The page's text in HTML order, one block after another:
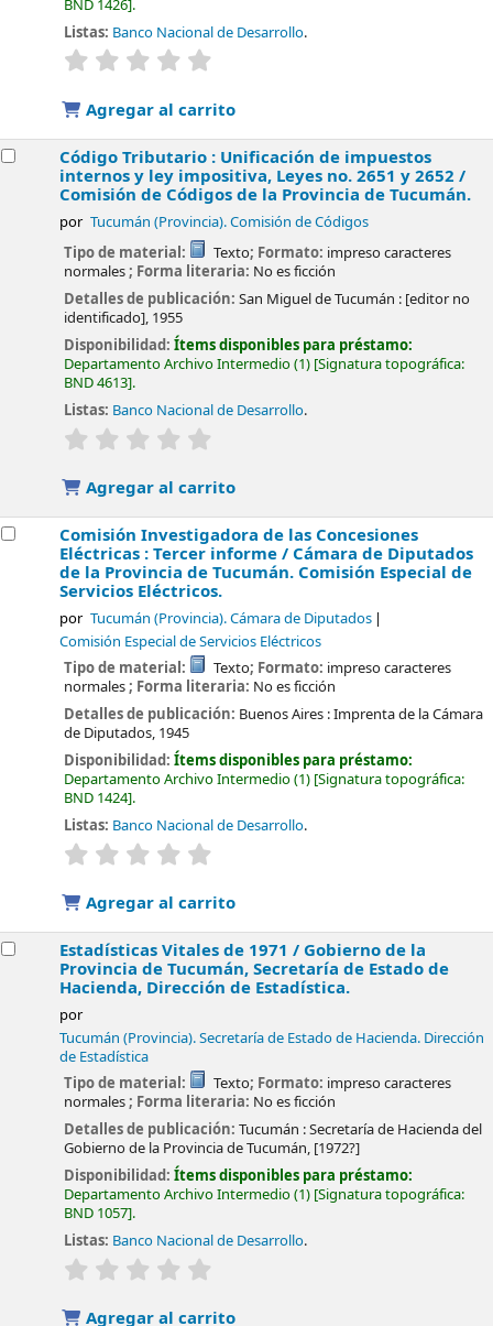
BND 1426 .
Listas: Banco Nacional de Desarrollo.
valoración
Agregar al carrito
Código Tributario : Unificación de impuestos
internos y ley impositiva, Leyes no. 2651 y 2652 /
Comisión de Códigos de la Provincia de Tucumán.
por Tucumán (Provincia). Comisión de Códigos
Tipo de material: Texto; Formato: impreso caracteres
normales; Forma literaria: No es ficción
Detalles de publicación:San Miguel de Tucumán : [editor no
identificado], 1955
Disponibilidad:Ítems disponibles para préstamo:
Departamento Archivo Intermedio(1) Signatura topográfica:
BND 4613 .
Listas: Banco Nacional de Desarrollo.
valoración
Agregar al carrito
Comisión Investigadora de las Concesiones
Eléctricas : Tercer informe / Cámara de Diputados
de la Provincia de Tucumán. Comisión Especial de
Servicios Eléctricos.
por Tucumán (Provincia). Cámara de Diputados
Comisión Especial de Servicios Eléctricos
Tipo de material: Texto; Formato: impreso caracteres
normales; Forma literaria: No es ficción
Detalles de publicación: Buenos Aires :Imprenta de la Cámara
de Diputados, 1945
Disponibilidad:Ítems disponibles para préstamo:
Departamento Archivo Intermedio(1) Signatura topográfica:
BND 1424 .
Listas: Banco Nacional de Desarrollo.
valoración
Agregar al carrito
Estadísticas Vitales de 1971 / Gobierno de la
Provincia de Tucumán, Secretaría de Estado de
Hacienda, Dirección de Estadística.
por
Tucumán (Provincia). Secretaría de Estado de Hacienda. Dirección
de Estadística
Tipo de material: Texto; Formato: impreso caracteres
normales; Forma literaria: No es ficción
Detalles de publicación:Tucumán :Secretaría de Hacienda del
Gobierno de la Provincia de Tucumán, [1972?]
Disponibilidad:Ítems disponibles para préstamo:
Departamento Archivo Intermedio(1) Signatura topográfica:
BND 1057 .
Listas: Banco Nacional de Desarrollo.
valoración
Agregar al carrito